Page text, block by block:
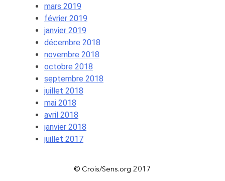
mars 2019
février 2019
janvier 2019
décembre 2018
novembre 2018
octobre 2018
septembre 2018
juillet 2018
mai 2018
avril 2018
janvier 2018
juillet 2017
© Crois/Sens.org 2017